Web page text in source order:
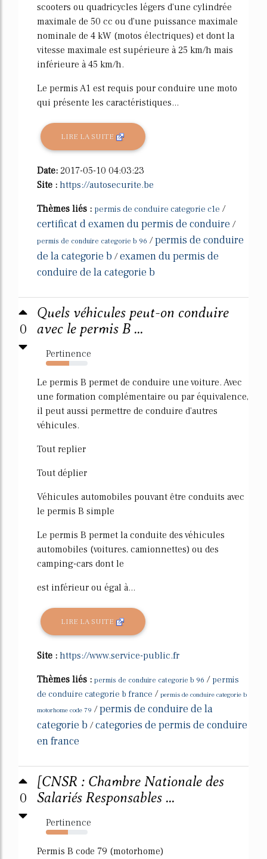
scooters ou quadricycles légers d'une cylindrée
maximale de 50 cc ou d'une puissance maximale
nominale de 4 kW (motos électriques) et dont la
vitesse maximale est supérieure à 25 km/h mais
inférieure à 45 km/h.
Le permis A1 est requis pour conduire une moto
qui présente les caractéristiques...
LIRE LA SUITE
Date: 2017-05-10 04:03:23
Site : https://autosecurite.be
Thèmes liés : permis de conduire categorie c1e /
certificat d examen du permis de conduire /
permis de conduire categorie b 96 /permis de conduire
de la categorie b /examen du permis de
conduire de la categorie b
0
Quels véhicules peut-on conduire
avec le permis B ...
Pertinence
55%
Le permis B permet de conduire une voiture. Avec
une formation complémentaire ou par équivalence,
il peut aussi permettre de conduire d'autres
véhicules.
Tout replier
Tout déplier
Véhicules automobiles pouvant être conduits avec
le permis B simple
Le permis B permet la conduite des véhicules
automobiles (voitures, camionnettes) ou des
camping-cars dont le
est inférieur ou égal à...
LIRE LA SUITE
Site : https://www.service-public.fr
Thèmes liés : permis de conduire categorie b 96 / permis
de conduire categorie b france / permis de conduire categorie b
motorhome code 79 /permis de conduire de la
categorie b /categories de permis de conduire
en france
0
[CNSR : Chambre Nationale des
Salariés Responsables ...
Pertinence
53%
Permis B code 79 (motorhome)